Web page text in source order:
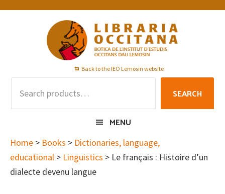
Skip
Skip
Skip
Back to the IEO Lemosin website
SEARCH
MENU
Home > Books > Dictionaries, language,
educational > Linguistics > Le français : Histoire d’un
dialecte devenu langue